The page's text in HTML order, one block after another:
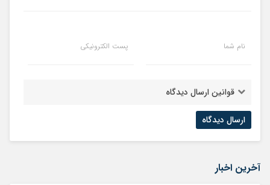
نام شما پست الکترونیکی
قوانین ارسال دیدگاه
آخرین اخبار